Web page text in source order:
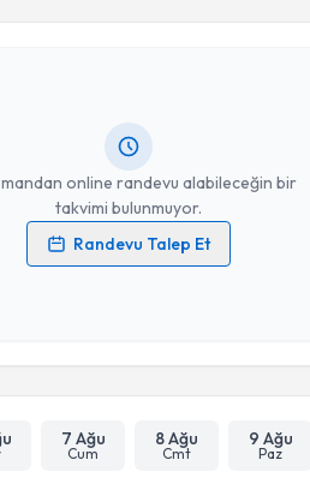
online randevu alabileceğin bir
takvimi bulunmuyor.
Randevu Talep Et
Bozok
işlenmesine ilişkinAydınlatma Metni
Takvim Talebini Gönder
7 Ağu
Cum
8 Ağu
Cmt
9 Ağu
Paz